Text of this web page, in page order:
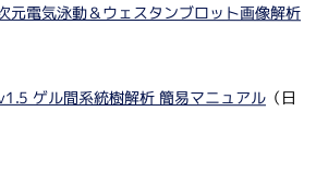
元電気泳動＆ウェスタンブロット画像解析
ゲル間系統樹解析 簡易マニュアル （日